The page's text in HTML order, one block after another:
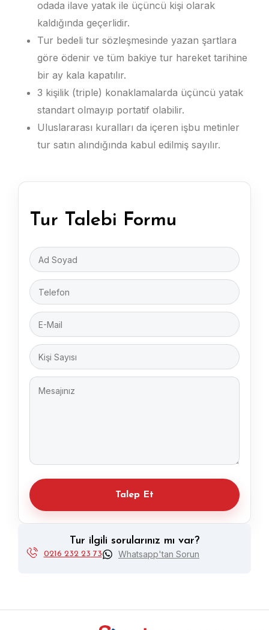
odada ilave yatak ile üçüncü kişi olarak
kaldığında geçerlidir.
Tur bedeli tur sözleşmesinde yazan şartlara
göre ödenir ve tüm bakiye tur hareket tarihine
bir ay kala kapatılır.
3 kişilik (triple) konaklamalarda üçüncü yatak
standart olmayıp portatif olabilir.
Uluslararası kuralları da içeren işbu metinler
tur satın alındığında kabul edilmiş sayılır.
Tur Talebi Formu
Tur ilgili sorularınız mı var?
0216 232 23 73 Whatsapp'tan Sorun